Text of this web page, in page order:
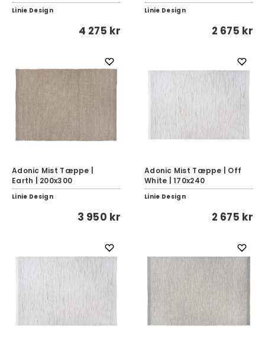
Linie Design
4 275 kr
Linie Design
2 675 kr
Adonic Mist Tæppe |
Earth | 200x300
Linie Design
3 950 kr
Adonic Mist Tæppe | Off
White | 170x240
Linie Design
2 675 kr